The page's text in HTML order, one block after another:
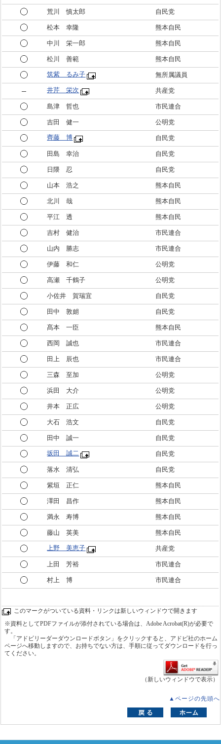
荒川 慎太郎 自民党
松本 幸隆 熊本自民
中川 栄一郎 熊本自民
松川 善範 熊本自民
筑紫 るみ子 無所属議員
井芹 栄次 共産党
島津 哲也 市民連合
吉田 健一 公明党
齊藤 博 自民党
田島 幸治 自民党
日隈 忍 自民党
山本 浩之 熊本自民
北川 哉 熊本自民
平江 透 熊本自民
吉村 健治 市民連合
山内 勝志 市民連合
伊藤 和仁 公明党
高瀬 千鶴子 公明党
小佐井 賀瑞宜 自民党
田中 敦朗 自民党
髙本 一臣 熊本自民
西岡 誠也 市民連合
田上 辰也 市民連合
三森 至加 公明党
浜田 大介 公明党
井本 正広 公明党
大石 浩文 自民党
田中 誠一 自民党
坂田 誠二 自民党
落水 清弘 自民党
紫垣 正仁 熊本自民
澤田 昌作 熊本自民
満永 寿博 熊本自民
藤山 英美 熊本自民
上野 美恵子 共産党
上田 芳裕 市民連合
村上 博 市民連合
このマークがついている資料・リンクは新しいウィンドウで開きます
※資料としてPDFファイルが添付されている場合は、Adobe Acrobat(R)が必要で
す。
「アドビリーダーダウンロードボタン」をクリックすると、アドビ社のホーム
ページへ移動しますので、お持ちでない方は、手順に従ってダウンロードを行っ
てください。
（新しいウィンドウで表示）
▲ページの先頭へ